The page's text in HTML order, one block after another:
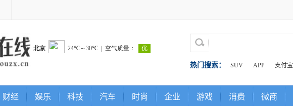
热门搜索： SUV APP 支付宝
财经 娱乐 科技 汽车 时尚 企业 游戏 消费 微商